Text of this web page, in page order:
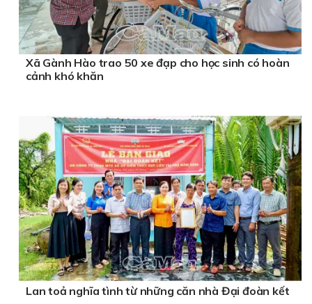
Xã Gành Hào trao 50 xe đạp cho học sinh có hoàn
cảnh khó khăn
Lan toả nghĩa tình từ những căn nhà Đại đoàn kết